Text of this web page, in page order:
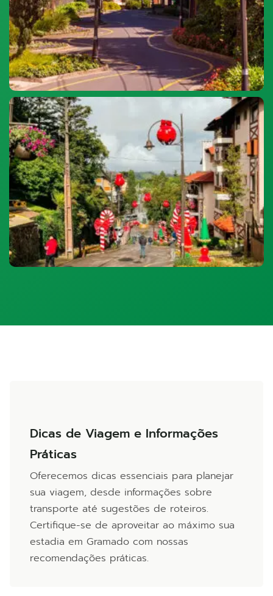
Dicas de Viagem e Informações
Práticas
Oferecemos dicas essenciais para planejar
sua viagem, desde informações sobre
transporte até sugestões de roteiros.
Certifique-se de aproveitar ao máximo sua
estadia em Gramado com nossas
recomendações práticas.